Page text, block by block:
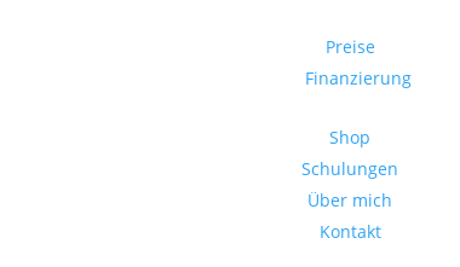
Preise
Finanzierung
Shop
Schulungen
Über mich
Kontakt